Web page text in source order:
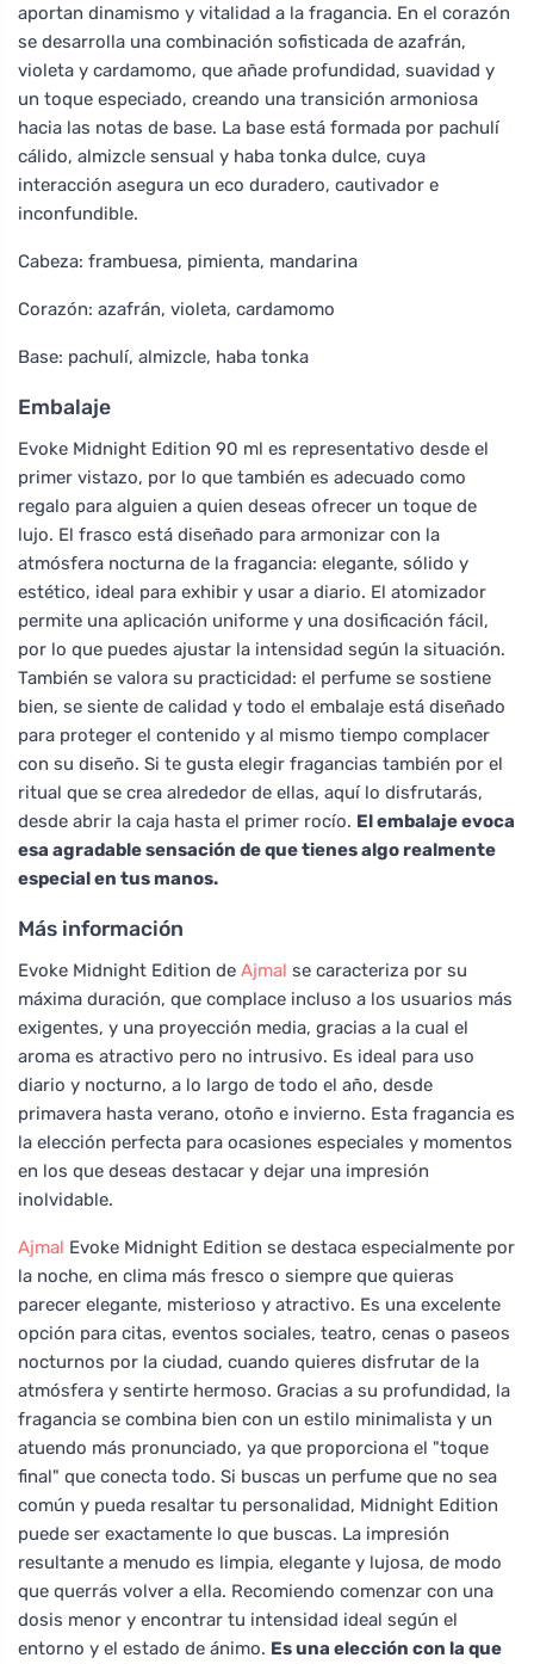
aportan dinamismo y vitalidad a la fragancia. En el corazón
se desarrolla una combinación sofisticada de azafrán,
violeta y cardamomo, que añade profundidad, suavidad y
un toque especiado, creando una transición armoniosa
hacia las notas de base. La base está formada por pachulí
cálido, almizcle sensual y haba tonka dulce, cuya
interacción asegura un eco duradero, cautivador e
inconfundible.
Cabeza: frambuesa, pimienta, mandarina
Corazón: azafrán, violeta, cardamomo
Base: pachulí, almizcle, haba tonka
Embalaje
Evoke Midnight Edition 90 ml es representativo desde el
primer vistazo, por lo que también es adecuado como
regalo para alguien a quien deseas ofrecer un toque de
lujo. El frasco está diseñado para armonizar con la
atmósfera nocturna de la fragancia: elegante, sólido y
estético, ideal para exhibir y usar a diario. El atomizador
permite una aplicación uniforme y una dosificación fácil,
por lo que puedes ajustar la intensidad según la situación.
También se valora su practicidad: el perfume se sostiene
bien, se siente de calidad y todo el embalaje está diseñado
para proteger el contenido y al mismo tiempo complacer
con su diseño. Si te gusta elegir fragancias también por el
ritual que se crea alrededor de ellas, aquí lo disfrutarás,
desde abrir la caja hasta el primer rocío. El embalaje evoca
esa agradable sensación de que tienes algo realmente
especial en tus manos.
Más información
Evoke Midnight Edition de Ajmal se caracteriza por su
máxima duración, que complace incluso a los usuarios más
exigentes, y una proyección media, gracias a la cual el
aroma es atractivo pero no intrusivo. Es ideal para uso
diario y nocturno, a lo largo de todo el año, desde
primavera hasta verano, otoño e invierno. Esta fragancia es
la elección perfecta para ocasiones especiales y momentos
en los que deseas destacar y dejar una impresión
inolvidable.
Ajmal Evoke Midnight Edition se destaca especialmente por
la noche, en clima más fresco o siempre que quieras
parecer elegante, misterioso y atractivo. Es una excelente
opción para citas, eventos sociales, teatro, cenas o paseos
nocturnos por la ciudad, cuando quieres disfrutar de la
atmósfera y sentirte hermoso. Gracias a su profundidad, la
fragancia se combina bien con un estilo minimalista y un
atuendo más pronunciado, ya que proporciona el "toque
final" que conecta todo. Si buscas un perfume que no sea
común y pueda resaltar tu personalidad, Midnight Edition
puede ser exactamente lo que buscas. La impresión
resultante a menudo es limpia, elegante y lujosa, de modo
que querrás volver a ella. Recomiendo comenzar con una
dosis menor y encontrar tu intensidad ideal según el
entorno y el estado de ánimo. Es una elección con la que